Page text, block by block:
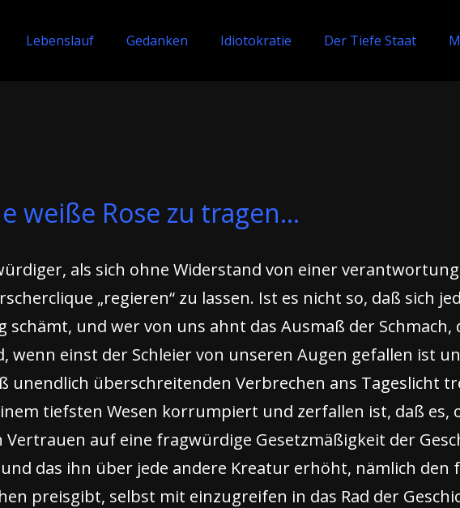
Lebenslauf Gedanken Idiotokratie Der Tiefe Staat
weiße Rose zu tragen…
als sich ohne Widerstand von einer
„regieren“ zu lassen. Ist es nicht so, daß sich
schämt, und wer von uns ahnt das Ausmaß der Schmach,
wenn einst der Schleier von unseren Augen gefallen ist
unendlich überschreitenden Verbrechen ans Tageslicht
tiefsten Wesen korrumpiert und zerfallen ist, daß es,
auf eine fragwürdige Gesetzmäßigkeit der
das ihn über jede andere Kreatur erhöht, nämlich den
preisgibt, selbst mit einzugreifen in das Rad der